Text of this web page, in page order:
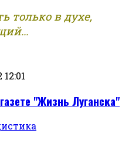
в духе,
"Жизнь Луганска"